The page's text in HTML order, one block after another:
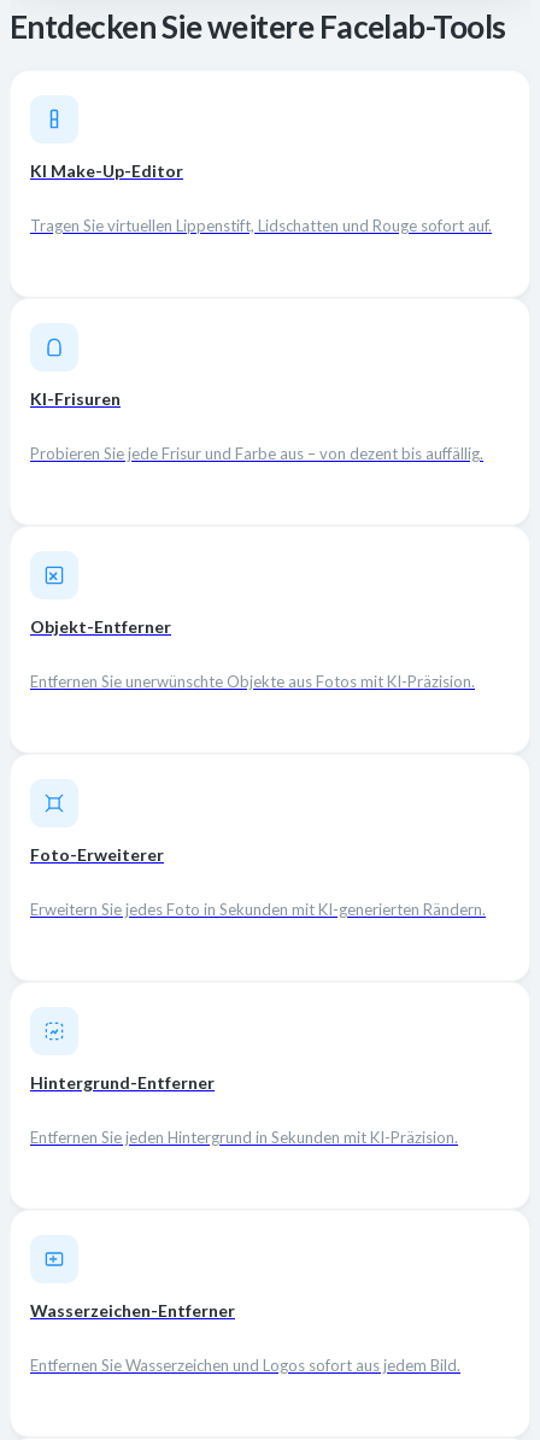
Entdecken Sie weitere Facelab-Tools
KI Make-Up-Editor
Tragen Sie virtuellen Lippenstift, Lidschatten und Rouge sofort auf.
KI-Frisuren
Probieren Sie jede Frisur und Farbe aus – von dezent bis auffällig.
Objekt-Entferner
Entfernen Sie unerwünschte Objekte aus Fotos mit KI-Präzision.
Foto-Erweiterer
Erweitern Sie jedes Foto in Sekunden mit KI-generierten Rändern.
Hintergrund-Entferner
Entfernen Sie jeden Hintergrund in Sekunden mit KI-Präzision.
Wasserzeichen-Entferner
Entfernen Sie Wasserzeichen und Logos sofort aus jedem Bild.